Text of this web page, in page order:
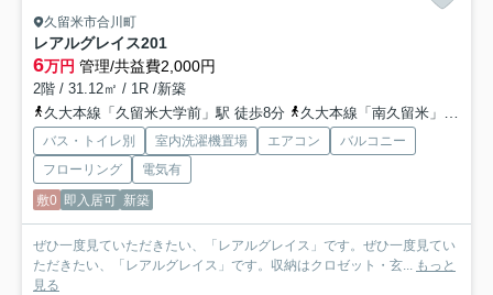
久留米市合川町
レアルグレイス201
6万円 管理/共益費2,000円
2階 / 31.12㎡ / 1R /新築
久大本線「久留米大学前」駅 徒歩8分
久大本線「南久留米」駅 徒歩22分
バス・トイレ別 室内洗濯機置場 エアコン
バルコニー
フローリング
電気有
敷0 即入居可 新築
ぜひ一度見ていただきたい、「レアルグレイス」です。ぜひ一度見てい
ただきたい、「レアルグレイス」です。収納はクロゼット・玄... もっと
見る